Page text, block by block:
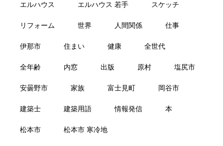
エルハウス エルハウス 若手 スケッチ
リフォーム 世界 人間関係 仕事
伊那市 住まい 健康 全世代
全年齢 内窓 出版 原村 塩尻市
安曇野市 家族 富士見町 岡谷市
建築士 建築用語 情報発信 本
松本市 松本市 寒冷地